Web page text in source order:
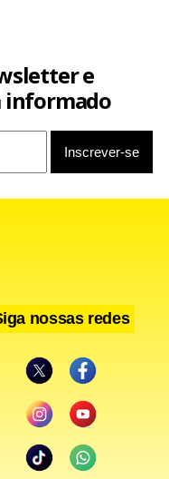
o avô do
Figueiredo, que
de bobagens
uma espécie de
e
informado
nossas redes